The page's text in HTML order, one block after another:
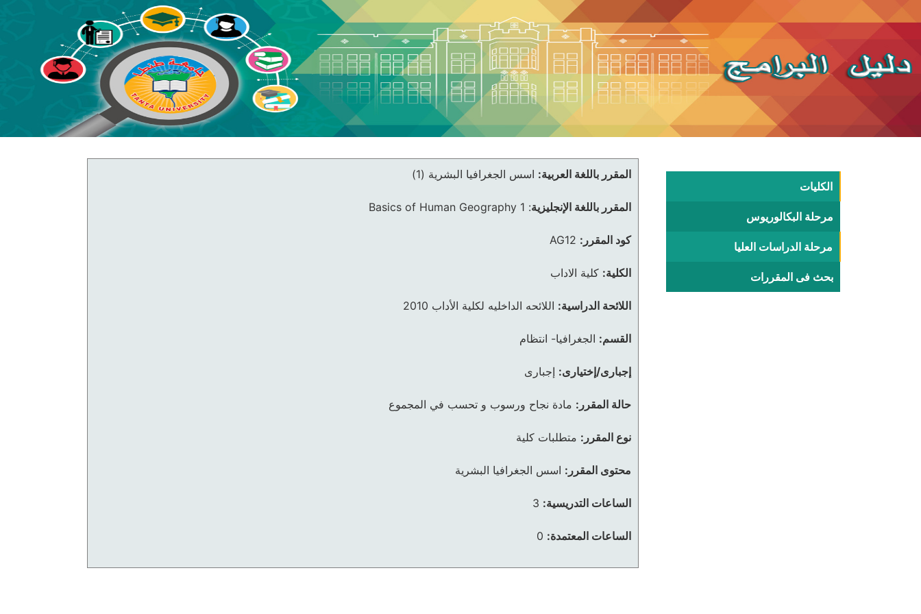
الكليات
مرحلة البكالوريوس
مرحلة الدراسات العليا
بحث فى المقررات
المقرر باللغة العربية: اسس الجغرافيا البشرية (1)
المقرر باللغة الإنجليزية:
Basics of Human Geography 1
كود المقرر: AG12
الكلية: كلية الاداب
اللائحة الدراسية: اللائحه الداخليه لكلية الأداب 2010
القسم: الجغرافيا- انتظام
إجبارى/إختيارى: إجبارى
حالة المقرر: مادة نجاح ورسوب و تحسب في المجموع
نوع المقرر: متطلبات كلية
محتوى المقرر: اسس الجغرافيا البشرية
الساعات التدريسية: 3
الساعات المعتمدة: 0